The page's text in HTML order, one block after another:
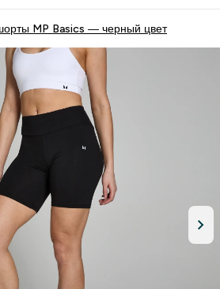
MP Basics — черный цвет